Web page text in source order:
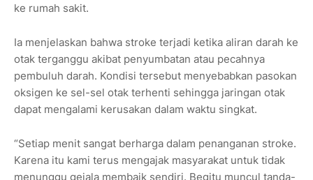
ke rumah sakit.
Ia menjelaskan bahwa stroke terjadi ketika aliran darah ke
otak terganggu akibat penyumbatan atau pecahnya
pembuluh darah. Kondisi tersebut menyebabkan pasokan
oksigen ke sel-sel otak terhenti sehingga jaringan otak
dapat mengalami kerusakan dalam waktu singkat.
“Setiap menit sangat berharga dalam penanganan stroke.
Karena itu kami terus mengajak masyarakat untuk tidak
menunggu gejala membaik sendiri. Begitu muncul tanda-